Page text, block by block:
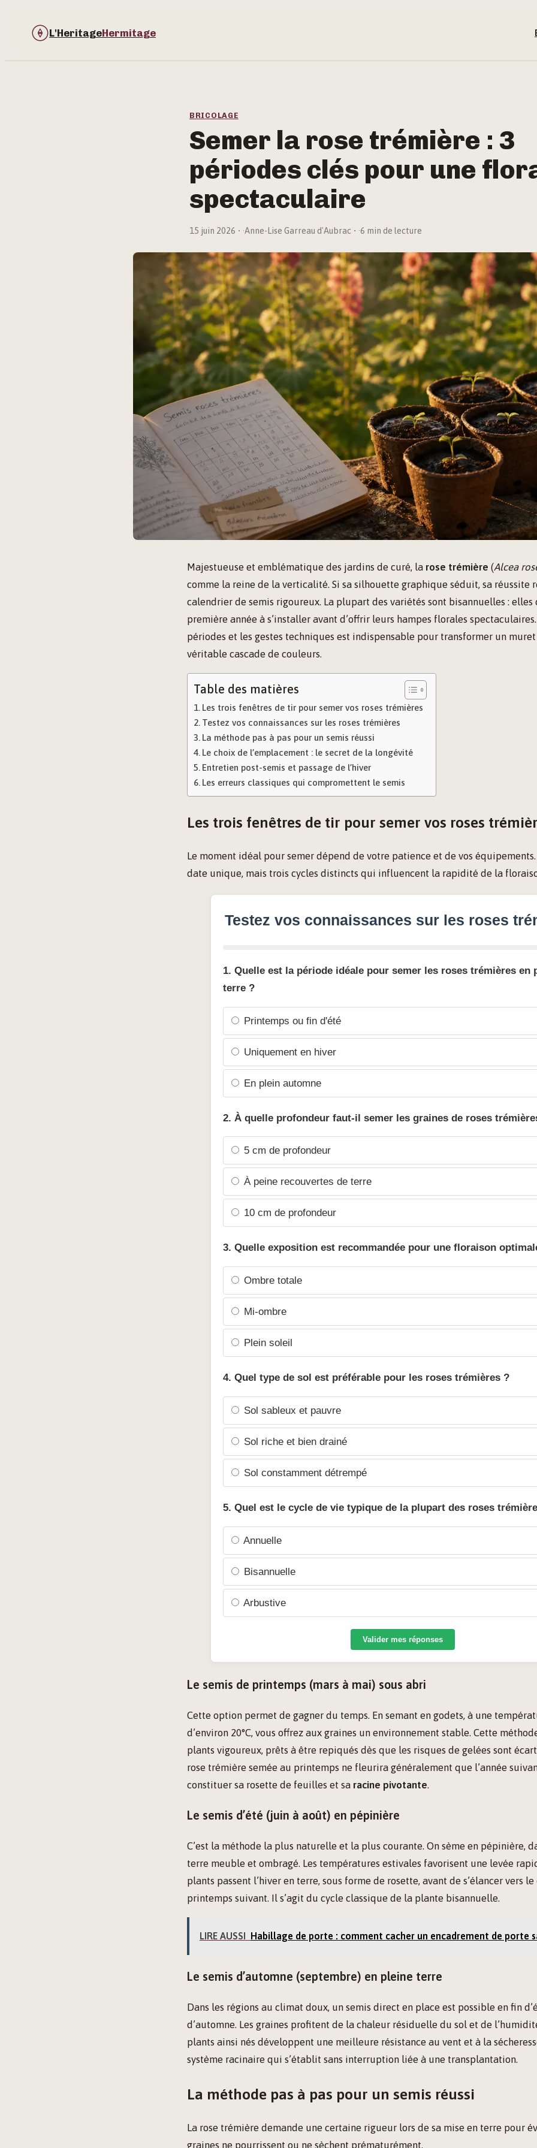
L'HeritageHermitage
BRICOLAGE
Semer la rose trémière : 3
périodes clés pour une
spectaculaire
15 juin 2026 ·Anne-Lise Garreau d'Aubrac ·6 min de lecture
Majestueuse et emblématique des jardins de curé, la rose trémière (Alcea
comme la reine de la verticalité. Si sa silhouette graphique séduit, sa réussite
calendrier de semis rigoureux. La plupart des variétés sont bisannuelles : elles
première année à s’installer avant d’offrir leurs hampes florales
périodes et les gestes techniques est indispensable pour transformer un
véritable cascade de couleurs.
Table des matières
Les trois fenêtres de tir pour semer vos roses trémières
Testez vos connaissances sur les roses trémières
La méthode pas à pas pour un semis réussi
Le choix de l’emplacement : le secret de la longévité
Entretien post-semis et passage de l’hiver
Les erreurs classiques qui compromettent le semis
Les trois fenêtres de tir pour semer vos roses
Le moment idéal pour semer dépend de votre patience et de vos équipements.
date unique, mais trois cycles distincts qui influencent la rapidité de la
Testez vos connaissances sur les roses
1. Quelle est la période idéale pour semer les roses trémières en
terre ?
Printemps ou fin d'été
Uniquement en hiver
En plein automne
2. À quelle profondeur faut-il semer les graines de roses
5 cm de profondeur
À peine recouvertes de terre
10 cm de profondeur
3. Quelle exposition est recommandée pour une floraison
Ombre totale
Mi-ombre
Plein soleil
4. Quel type de sol est préférable pour les roses trémières ?
Sol sableux et pauvre
Sol riche et bien drainé
Sol constamment détrempé
5. Quel est le cycle de vie typique de la plupart des roses
Annuelle
Bisannuelle
Arbustive
Valider mes réponses
Le semis de printemps (mars à mai) sous abri
Cette option permet de gagner du temps. En semant en godets, à une
d’environ 20°C, vous offrez aux graines un environnement stable. Cette
plants vigoureux, prêts à être repiqués dès que les risques de gelées sont
rose trémière semée au printemps ne fleurira généralement que l’année
constituer sa rosette de feuilles et sa racine pivotante.
Le semis d’été (juin à août) en pépinière
C’est la méthode la plus naturelle et la plus courante. On sème en pépinière,
terre meuble et ombragé. Les températures estivales favorisent une levée
plants passent l’hiver en terre, sous forme de rosette, avant de s’élancer vers
printemps suivant. Il s’agit du cycle classique de la plante bisannuelle.
LIRE AUSSI Habillage de porte : comment cacher un encadrement de porte
Le semis d’automne (septembre) en pleine terre
Dans les régions au climat doux, un semis direct en place est possible en fin
d’automne. Les graines profitent de la chaleur résiduelle du sol et de
plants ainsi nés développent une meilleure résistance au vent et à la
système racinaire qui s’établit sans interruption liée à une transplantation.
La méthode pas à pas pour un semis réussi
La rose trémière demande une certaine rigueur lors de sa mise en terre pour
graines ne pourrissent ou ne sèchent prématurément.